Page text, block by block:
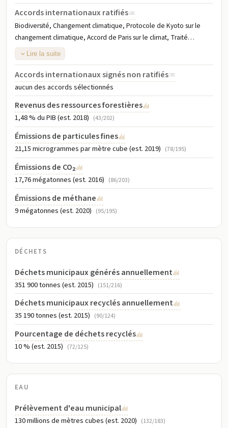
Accords internationaux ratifiés
Biodiversité, Changement climatique, Protocole de Kyoto sur le
changement climatique, Accord de Paris sur le climat, Traité
d'interdiction complète des essais nucléaires, Désertification,
Espèces menacées, Modification de l'environnement, Déchets
dangereux, Droit de la mer, Interdiction des essais nucléaires,
Protection de la couche d'ozone, Zones humides, Chasse à la
baleine
Lire la suite
Accords internationaux signés non ratifiés
aucun des accords sélectionnés
Revenus des ressources forestières
1,48 % du PIB (est. 2018) (43/202)
Émissions de particules fines
21,15 microgrammes par mètre cube (est. 2019) (78/195)
Émissions de CO₂
17,76 mégatonnes (est. 2016) (86/203)
Émissions de méthane
9 mégatonnes (est. 2020) (95/195)
DÉCHETS
Déchets municipaux générés annuellement
351 900 tonnes (est. 2015) (151/216)
Déchets municipaux recyclés annuellement
35 190 tonnes (est. 2015) (90/124)
Pourcentage de déchets recyclés
10 % (est. 2015) (72/125)
EAU
Prélèvement d'eau municipal
130 millions de mètres cubes (est. 2020) (132/183)